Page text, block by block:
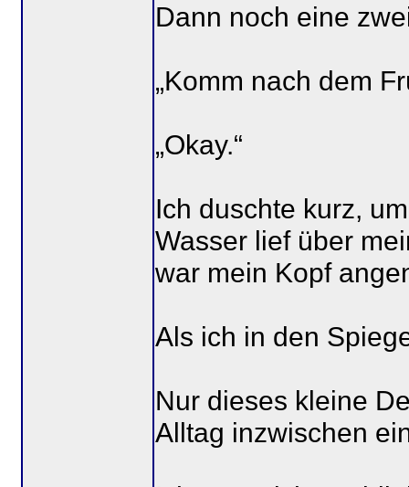
Dann noch eine
„Komm nach dem
„Okay.“
Ich duschte kurz,
Wasser lief über
war mein Kopf
Als ich in den
Nur dieses kleine
Alltag inzwischen